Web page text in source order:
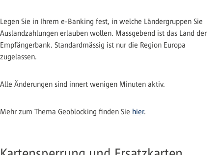
Legen Sie in Ihrem e-Banking fest, in welche Ländergruppen Sie
Auslandzahlungen erlauben wollen. Massgebend ist das Land der
Empfängerbank. Standardmässig ist nur die Region Europa
zugelassen.
Alle Änderungen sind innert wenigen Minuten aktiv.
Mehr zum Thema Geoblocking finden Sie hier.